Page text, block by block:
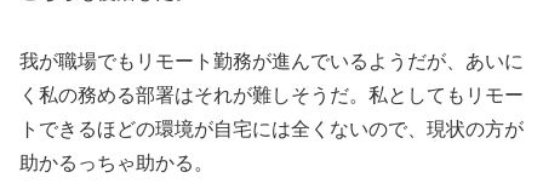
我が職場でもリモート勤務が進んでいるようだが、あいに
く私の務める部署はそれが難しそうだ。私としてもリモー
トできるほどの環境が自宅には全くないので、現状の方が
助かるっちゃ助かる。